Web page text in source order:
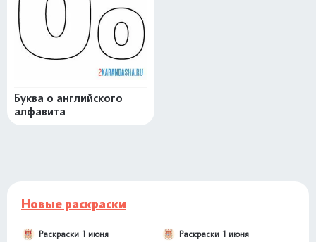
Буква o английского
алфавита
Новые раскраски
Раскраски 1 июня Раскраски 1 июня